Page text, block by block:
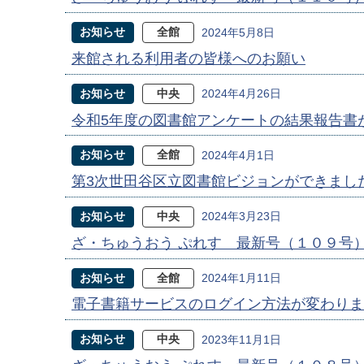
お知らせ 全館 2024年5月8日
来館される利用者の皆様へのお願い
お知らせ 中央 2024年4月26日
令和5年度の図書館アンケートの結果報告書
お知らせ 全館 2024年4月1日
第3次世田谷区立図書館ビジョンができまし
お知らせ 中央 2024年3月23日
ざ・ちゅうおう ぷれす 最新号（１０９号）
お知らせ 全館 2024年1月11日
電子書籍サービスのログイン方法が変わりま
お知らせ 中央 2023年11月1日